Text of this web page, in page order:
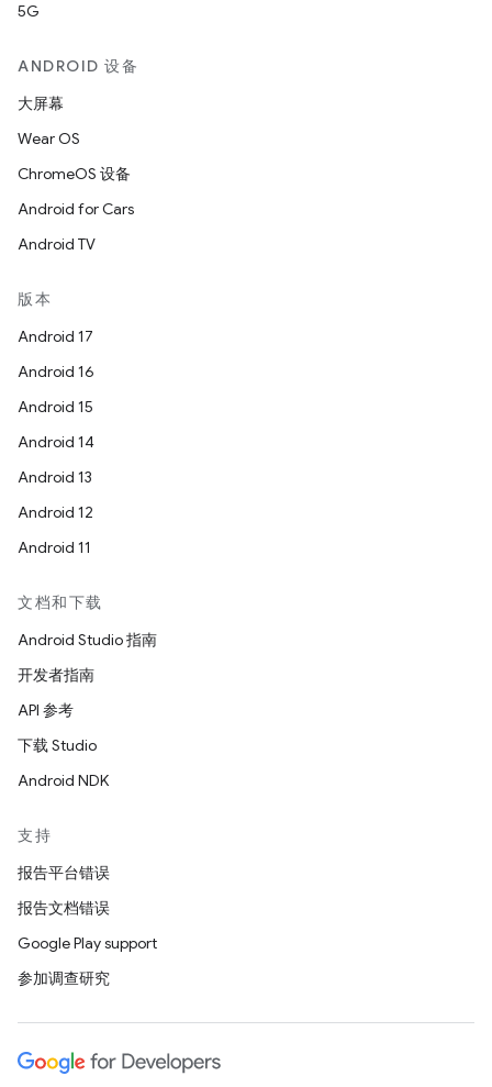
5G
ANDROID 设备
大屏幕
Wear OS
ChromeOS 设备
Android for Cars
Android TV
版本
Android 17
Android 16
Android 15
Android 14
Android 13
Android 12
Android 11
文档和下载
Android Studio 指南
开发者指南
API 参考
下载 Studio
Android NDK
支持
报告平台错误
报告文档错误
Google Play support
参加调查研究